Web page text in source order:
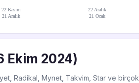
22 Kasım
21 Aralık
22 Aralık
21 Ocak
Ekim 2024)
Radikal, Mynet, Takvim, Star ve birçok